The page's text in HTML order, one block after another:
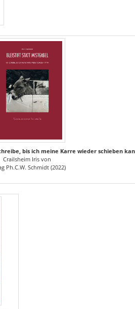
bis ich meine Karre wieder schieben
Crailsheim Iris von
Ph.C.W. Schmidt (2022)